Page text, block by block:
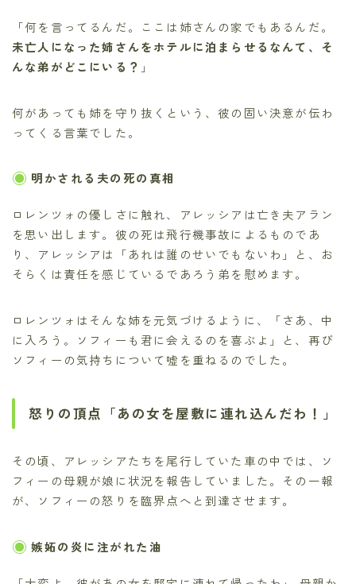
「何を言ってるんだ。ここは姉さんの家でもあるんだ。
未亡人になった姉さんをホテルに泊まらせるなんて、そ
んな弟がどこにいる？ 」
何があっても姉を守り抜くという、彼の固い決意が伝わ
ってくる言葉でした。
明かされる夫の死の真相
ロレンツォの優しさに触れ、アレッシアは亡き夫アラン
を思い出します。彼の死は飛行機事故によるものであ
り、アレッシアは「あれは誰のせいでもないわ」と、お
そらくは責任を感じているであろう弟を慰めます。
ロレンツォはそんな姉を元気づけるように、「さあ、中
に入ろう。ソフィーも君に会えるのを喜ぶよ」と、再び
ソフィーの気持ちについて嘘を重ねるのでした。
怒りの頂点「あの女を屋敷に連れ込んだわ！」
その頃、アレッシアたちを尾行していた車の中では、ソ
フィーの母親が娘に状況を報告していました。その一報
が、ソフィーの怒りを臨界点へと到達させます。
嫉妬の炎に注がれた油